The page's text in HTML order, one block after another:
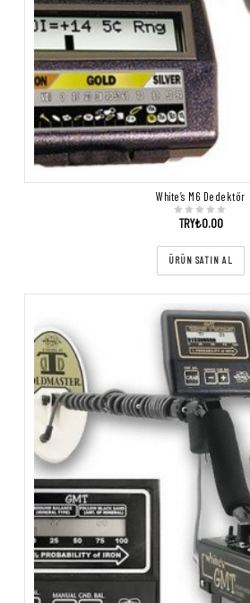
White’s M6 Dedektör
TRY₺0.00
ÜRÜN SATIN AL